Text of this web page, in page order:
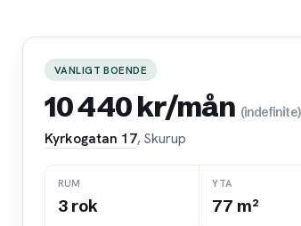
VANLIGT BOENDE
10 440 kr/mån (indefinite)
Kyrkogatan 17, Skurup
RUM
3 rok
YTA
77 m²